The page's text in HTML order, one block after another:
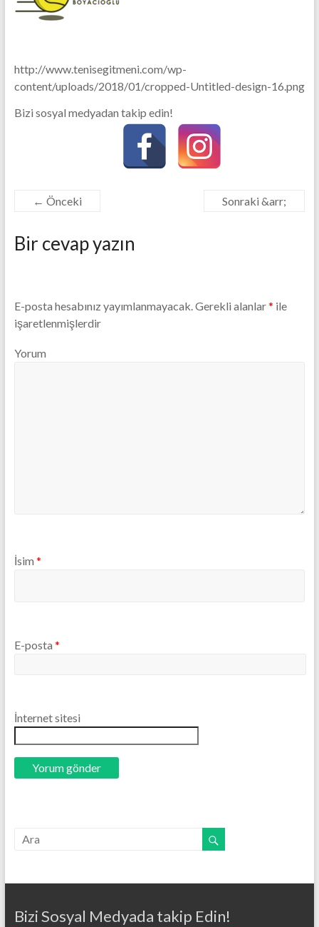
http://www.tenisegitmeni.com/wp-
content/uploads/2018/01/cropped-Untitled-design-16.png
Bizi sosyal medyadan takip edin!
← Önceki Sonraki &arr;
Bir cevap yazın
E-posta hesabınız yayımlanmayacak.Gerekli alanlar* ile
işaretlenmişlerdir
Yorum
İsim *
E-posta *
İnternet sitesi
Bizi Sosyal Medyada takip Edin!